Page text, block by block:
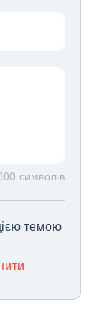
символів
темою